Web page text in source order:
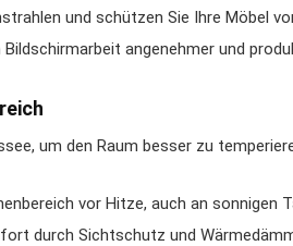
und schützen Sie Ihre Möbel
angenehmer und
um den Raum besser zu
vor Hitze, auch an sonnigen
durch Sichtschutz und